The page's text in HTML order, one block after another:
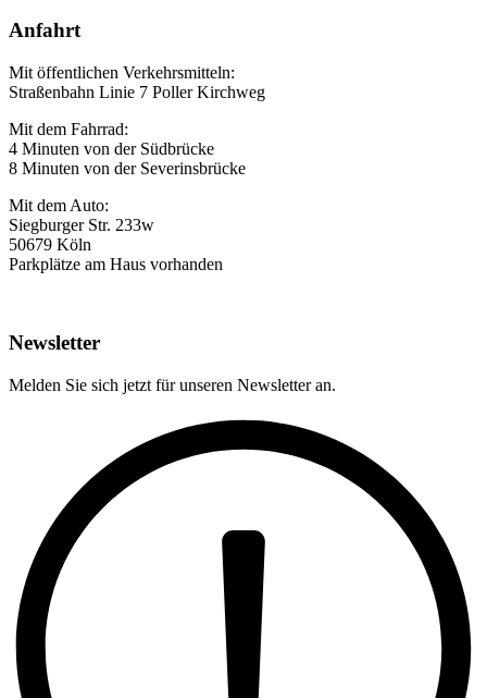
Anfahrt
Mit öffentlichen Verkehrsmitteln:
Straßenbahn Linie 7 Poller Kirchweg
Mit dem Fahrrad:
4 Minuten von der Südbrücke
8 Minuten von der Severinsbrücke
Mit dem Auto:
Siegburger Str. 233w
50679 Köln
Parkplätze am Haus vorhanden
Newsletter
Melden Sie sich jetzt für unseren Newsletter an.